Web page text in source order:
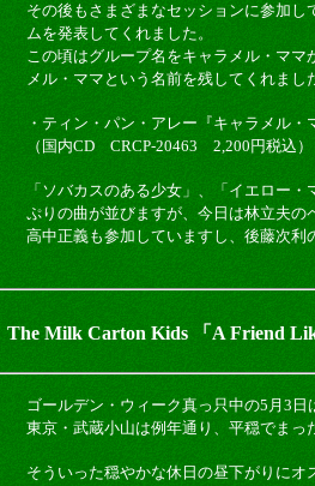
その後もさまざまなセッションに参加
ムを発表してくれました。
この頃はグループ名をキャラメル・マ
メル・ママという名前を残してくれまし
・ティン・パン・アレー『キャラメル・
（国内CD CRCP-20463 2,200円税込）
「ソバカスのある少女」、「イエロー
ぷりの曲が並びますが、今日は林立夫の
高中正義も参加していますし、後藤次
Milk Carton Kids 「A Friend
ゴールデン・ウィーク真っ只中の5月3日
東京・武蔵小山は例年通り、平穏でまっ
そういった穏やかな休日の昼下がりにオ